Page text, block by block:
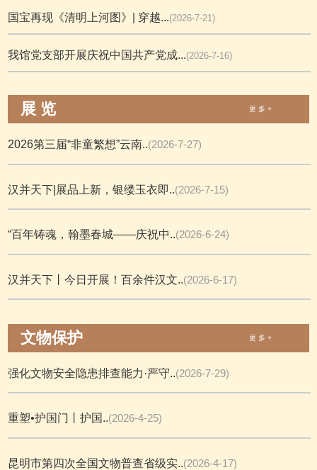
国宝再现《清明上河图》| 穿越...(2026-7-21)
我馆党支部开展庆祝中国共产党成...(2026-7-16)
展 览 更 多 +
2026第三届“非童繁想”云南..(2026-7-27)
汉并天下|展品上新，银缕玉衣即..(2026-7-15)
“百年铸魂，翰墨春城——庆祝中..(2026-6-24)
汉并天下丨今日开展！百余件汉文..(2026-6-17)
文物保护 更 多 +
强化文物安全隐患排查能力·严守..(2026-7-29)
重塑•护国门丨护国..(2026-4-25)
昆明市第四次全国文物普查省级实..(2026-4-17)